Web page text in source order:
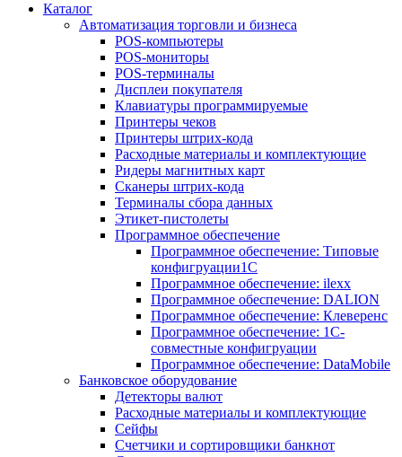
Каталог
Автоматизация торговли и бизнеса
POS-компьютеры
POS-мониторы
POS-терминалы
Дисплеи покупателя
Клавиатуры программируемые
Принтеры чеков
Принтеры штрих-кода
Расходные материалы и комплектующие
Ридеры магнитных карт
Сканеры штрих-кода
Терминалы сбора данных
Этикет-пистолеты
Программное обеспечение
Программное обеспечение: Типовые
конфигруации1С
Программное обеспечение: ilexx
Программное обеспечение: DALION
Программное обеспечение: Клеверенс
Программное обеспечение: 1С-
совместные конфигруации
Программное обеспечение: DataMobile
Банковское оборудование
Детекторы валют
Расходные материалы и комплектующие
Сейфы
Счетчики и сортировщики банкнот